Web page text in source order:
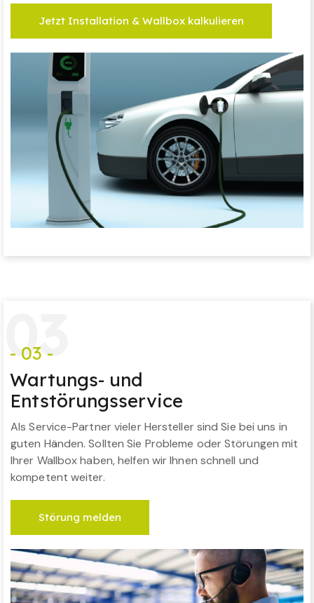
Jetzt Installation & Wallbox kalkulieren
03
- 03 -
Wartungs- und
Entstörungsservice
Als Service-Partner vieler Hersteller sind Sie bei uns in
guten Händen. Sollten Sie Probleme oder Störungen mit
Ihrer Wallbox haben, helfen wir Ihnen schnell und
kompetent weiter.
Störung melden